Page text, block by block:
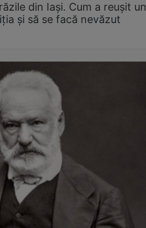
din Iași. Cum a reușit un
și să se facă nevăzut